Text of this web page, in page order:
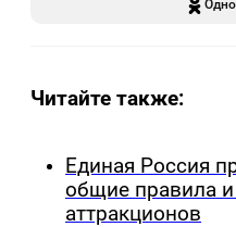
Читайте также:
Единая Россия
общие правила
аттракционов